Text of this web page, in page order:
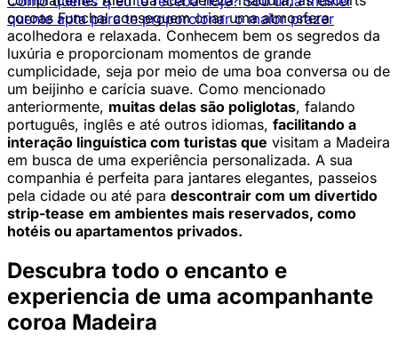
quente apta para te proporcionar o maior prazer
coroas Funchal conseguem criar uma atmosfera
acolhedora e relaxada. Conhecem bem os segredos da
luxúria e proporcionam momentos de grande
cumplicidade, seja por meio de uma boa conversa ou de
um beijinho e carícia suave. Como mencionado
anteriormente, muitas delas são poliglotas, falando
português, inglês e até outros idiomas, facilitando a
interação linguística com turistas que visitam a Madeira
em busca de uma experiência personalizada. A sua
companhia é perfeita para jantares elegantes, passeios
pela cidade ou até para descontrair com um divertido
strip-tease em ambientes mais reservados, como
hotéis ou apartamentos privados.
Descubra todo o encanto e
experiencia de uma acompanhante
coroa Madeira